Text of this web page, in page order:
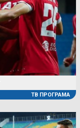
ТВ ПРОГРАМА